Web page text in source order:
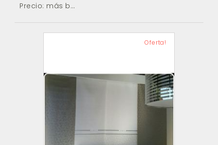
Precio: más baratos primero
Oferta!